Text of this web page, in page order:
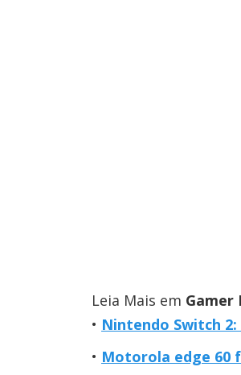
Leia Mais em Gamer
Nintendo Switch
Motorola edge 60